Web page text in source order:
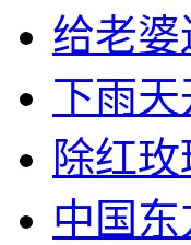
给老
下雨
除红
中国